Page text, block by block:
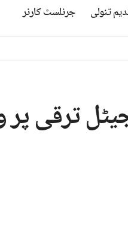
تنولی جرنلسٹ کارنر
ترقی پر